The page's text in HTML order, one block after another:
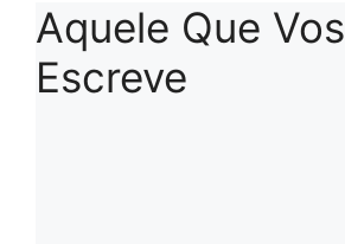
Aquele Que Vos
Escreve